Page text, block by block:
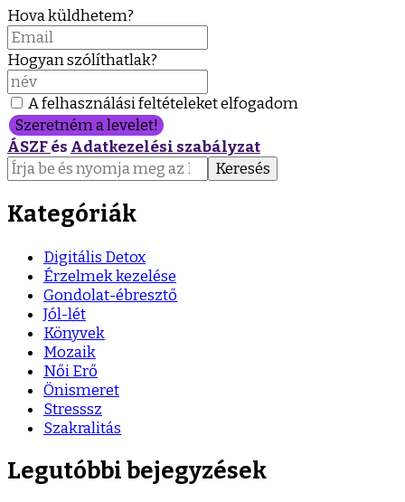
Hova küldhetem?
Hogyan szólíthatlak?
A felhasználási feltételeket elfogadom
Szeretném a levelet!
ÁSZFés Adatkezelési szabályzat
Keresés:
Kategóriák
Digitális Detox
Érzelmek kezelése
Gondolat-ébresztő
Jól-lét
Könyvek
Mozaik
Női Erő
Önismeret
Stresssz
Szakralitás
Legutóbbi bejegyzések